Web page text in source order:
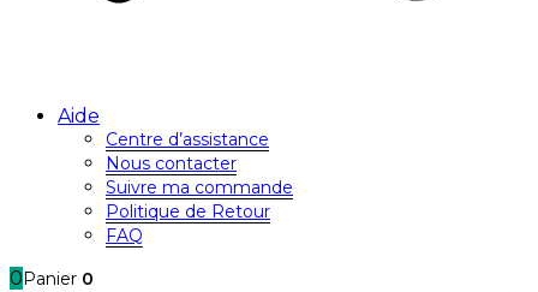
Aide
Centre d’assistance
Nous contacter
Suivre ma commande
Politique de Retour
FAQ
0 Panier 0